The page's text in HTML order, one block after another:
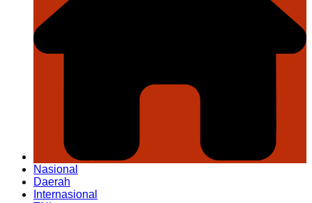
Nasional
Daerah
Internasional